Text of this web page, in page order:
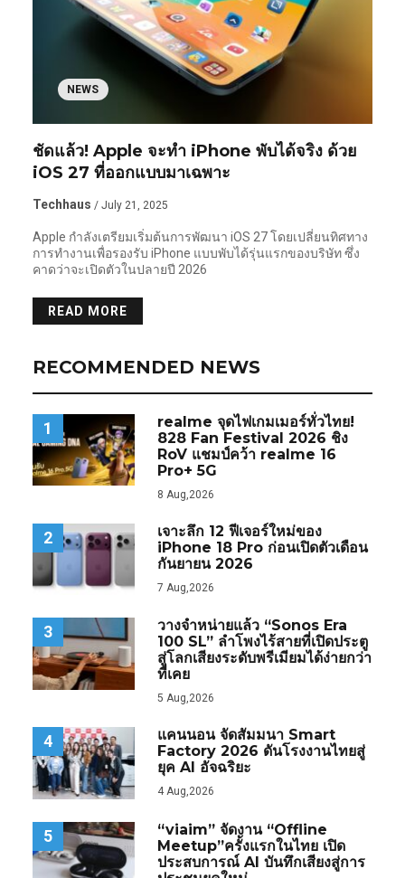
NEWS
ชัดแล้ว! Apple จะทำ iPhone พับได้จริง ด้วย
iOS 27 ที่ออกแบบมาเฉพาะ
Techhaus / July 21, 2025
Apple กำลังเตรียมเริ่มต้นการพัฒนา iOS 27 โดยเปลี่ยนทิศทาง
การทำงานเพื่อรองรับ iPhone แบบพับได้รุ่นแรกของบริษัท ซึ่ง
คาดว่าจะเปิดตัวในปลายปี 2026
READ MORE
RECOMMENDED NEWS
1
realme จุดไฟเกมเมอร์ทั่วไทย!
828 Fan Festival 2026 ชิง
RoV แชมป์คว้า realme 16
Pro+ 5G
8 Aug,2026
2
เจาะลึก 12 ฟีเจอร์ใหม่ของ
iPhone 18 Pro ก่อนเปิดตัวเดือน
กันยายน 2026
7 Aug,2026
3
วางจำหน่ายแล้ว “Sonos Era
100 SL” ลำโพงไร้สายที่เปิดประตู
สู่โลกเสียงระดับพรีเมียมได้ง่ายกว่า
ที่เคย
5 Aug,2026
4
แคนนอน จัดสัมมนา Smart
Factory 2026 ดันโรงงานไทยสู่
ยุค AI อัจฉริยะ
4 Aug,2026
5
“viaim” จัดงาน “Offline
Meetup”ครั้งแรกในไทย เปิด
ประสบการณ์ AI บันทึกเสียงสู่การ